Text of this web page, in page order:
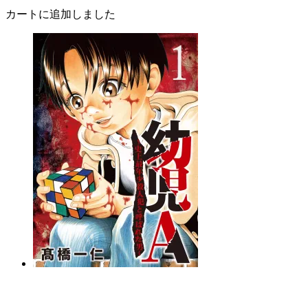
カートに追加しました